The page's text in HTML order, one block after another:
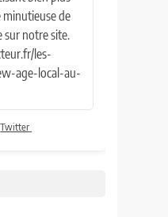
de
sur notre site.
les-
age-local-au-
Twitter